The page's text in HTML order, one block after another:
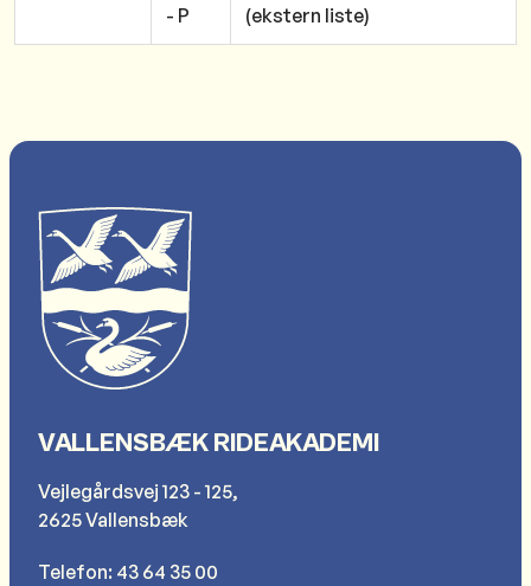
- P
(ekstern liste)
VALLENSBÆK RIDEAKADEMI
Vejlegårdsvej 123 - 125,
2625 Vallensbæk
Telefon: 43 64 35 00